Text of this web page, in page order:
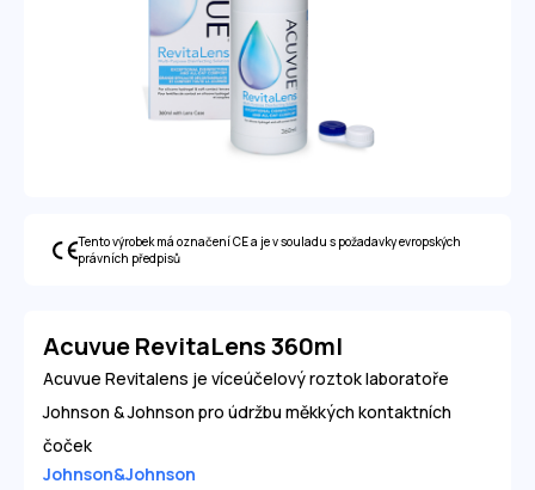
Tento výrobek má označení CE a je v souladu s požadavky evropských
právních předpisů
Acuvue RevitaLens 360ml
Acuvue Revitalens je víceúčelový roztok laboratoře
Johnson & Johnson pro údržbu měkkých kontaktních
čoček
Johnson&Johnson